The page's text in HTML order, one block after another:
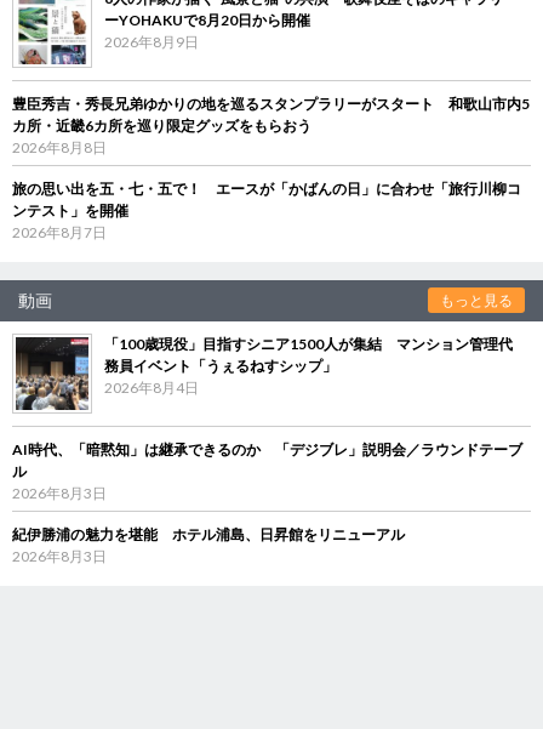
ーYOHAKUで8月20日から開催
2026年8月9日
豊臣秀吉・秀長兄弟ゆかりの地を巡るスタンプラリーがスタート 和歌山市内5
カ所・近畿6カ所を巡り限定グッズをもらおう
2026年8月8日
旅の思い出を五・七・五で！ エースが「かばんの日」に合わせ「旅行川柳コ
ンテスト」を開催
2026年8月7日
動画 もっと見る
「100歳現役」目指すシニア1500人が集結 マンション管理代
務員イベント「うぇるねすシップ」
2026年8月4日
AI時代、「暗黙知」は継承できるのか 「デジブレ」説明会／ラウンドテーブ
ル
2026年8月3日
紀伊勝浦の魅力を堪能 ホテル浦島、日昇館をリニューアル
2026年8月3日